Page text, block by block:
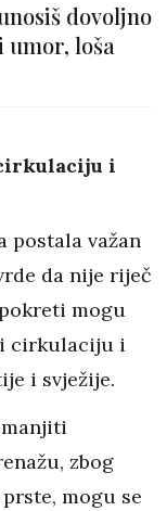
dovoljno
loša
i
postala važan
da nije riječ
mogu
cirkulaciju i
i svježije.
zbog
mogu se